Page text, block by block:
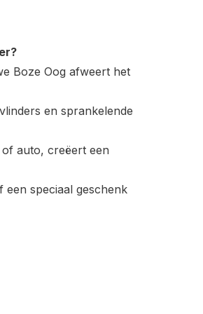
Boze Oog afweert het
en sprankelende
auto, creëert een
speciaal geschenk